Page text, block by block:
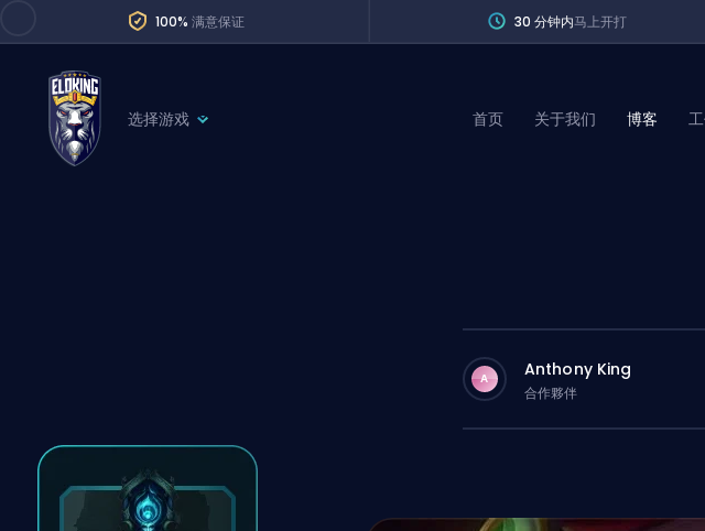
100% 满意保证 30 分钟内马上开打
选择游戏
Path of Exile 2
首页 关于我们 博客
A Anthony King
合作夥伴